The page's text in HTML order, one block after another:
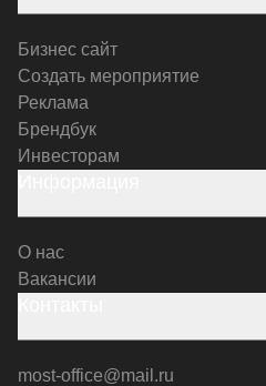
Бизнес сайт
Создать мероприятие
Реклама
Брендбук
Инвесторам
О нас
Вакансии
most-office@mail.ru